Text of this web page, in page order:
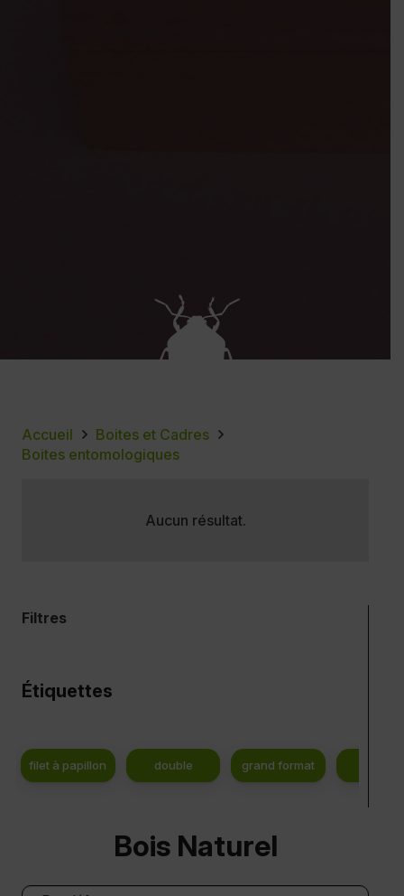
Accueil
Boites et Cadres
Boites entomologiques
Aucun résultat.
Filtres
Étiquettes
filet à papillon double grand format
Bois Naturel